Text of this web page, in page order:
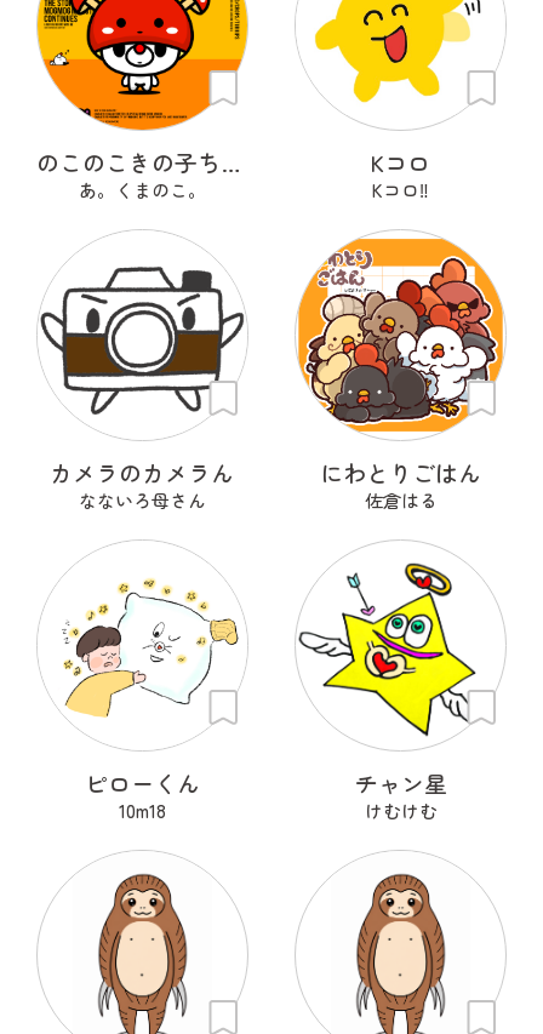
のこのこきの子ちゃん
あ。くまのこ。
Kコロ
Kコロ‼︎
カメラのカメラん
なないろ母さん
にわとりごはん
佐倉はる
ピローくん
10m18
チャン星
けむけむ